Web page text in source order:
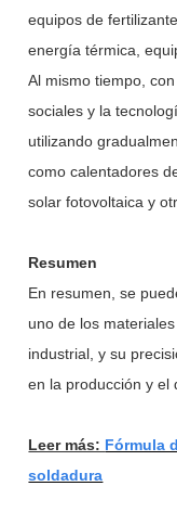
equipos de
energía térmica,
Al mismo tiempo,
sociales y la
utilizando
como calentadores
solar fotovoltaica y
Resumen
En resumen, se
uno de los
industrial, y su
en la producción y el
Leer más: Fórmula
soldadura